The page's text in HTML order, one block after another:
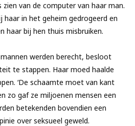
van de computer van haar man.
haar in het geheim gedrogeerd en
haar bij hen thuis misbruiken.
werden berecht, besloot
te stappen. Haar moed haalde
‘De schaamte moet van kant
zo gaf ze miljoenen mensen een
betekenden bovendien een
over seksueel geweld.